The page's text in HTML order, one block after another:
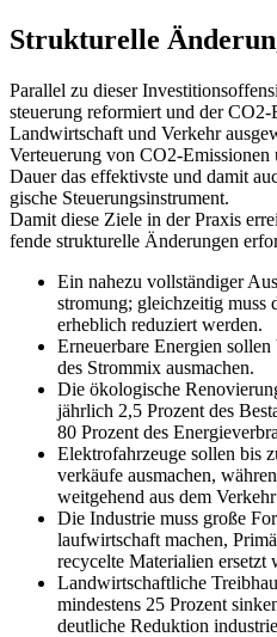
Struk­tu­relle
Parallel zu dieser
steuerung refor­miert und der CO2-
Landwirt­schaft und Verkehr
Verteuerung von CO2-
Dauer das effek­tivste und damit
gische Steuerungsinstrument.
Damit diese Ziele in der Praxis
fende struk­tu­relle Änderungen
Ein nahezu vollstän­diger
stromung; gleich­zeitig muss
erheblich reduziert werden.
Erneu­erbare Energien
des Strommix ausmachen.
Die ökolo­gische
jährlich 2,5 Prozent des
80 Prozent des
Elektro­fahr­zeuge sollen bis
ver­käufe ausmachen,
weitgehend aus dem
Die Industrie muss große
lauf­wirt­schaft machen,
recycelte Materialien ersetzt
Landwirt­schaft­liche
mindestens 25 Prozent
deutliche Reduktion